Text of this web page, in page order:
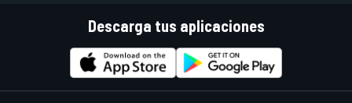
Descarga tus aplicaciones